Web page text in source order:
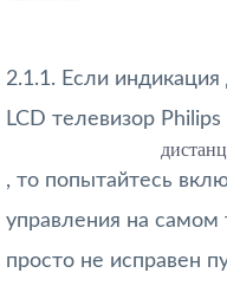
2.1.1. Если
LCD телевизор
, то попытайтесь
управления на самом
просто не исправен